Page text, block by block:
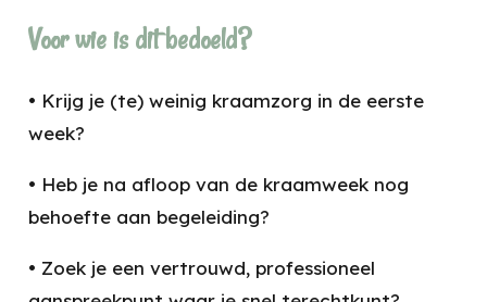
Voor wie is dit bedoeld?
• Krijg je (te) weinig kraamzorg in de eerste
week?
• Heb je na afloop van de kraamweek nog
behoefte aan begeleiding?
• Zoek je een vertrouwd, professioneel